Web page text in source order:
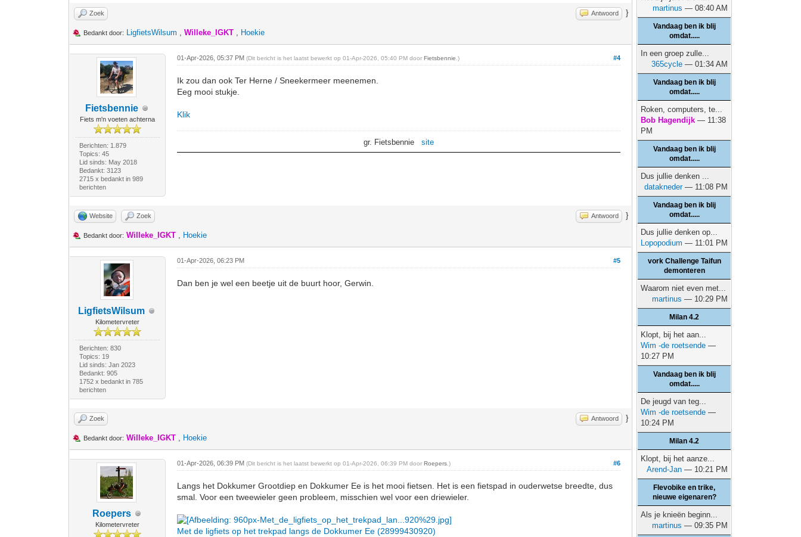
Zoek Antwoord }
Bedankt door: LigfietsWilsum ,Willeke_IGKT , Hoekie
Fietsbennie
Fiets m'n voeten achterna
Berichten: 1.879
Topics: 45
Lid sinds: May 2018
Bedankt: 3123
2715 x bedankt in 989
berichten
#4
01-Apr-2026, 05:37 PM(Dit bericht is het laatst bewerkt op 01-Apr-2026, 05:40 PM doorFietsbennie .)
Ik zou dan ook Ter Herne / Sneekermeer meenemen.
Eeg mooi stukje.
Klik
gr. Fietsbenniesite
Website Zoek Antwoord }
Bedankt door: Willeke_IGKT , Hoekie
LigfietsWilsum
Kilometervreter
Berichten: 830
Topics: 19
Lid sinds: Jan 2023
Bedankt: 905
1752 x bedankt in 785
berichten
#5
01-Apr-2026, 06:23 PM
Dan ben je wel een beetje uit de buurt hoor, Gerwin.
Zoek Antwoord }
Bedankt door: Willeke_IGKT , Hoekie
Roepers
Kilometervreter
#6
01-Apr-2026, 06:39 PM(Dit bericht is het laatst bewerkt op 01-Apr-2026, 06:39 PM doorRoepers .)
Langs het Dokkumer Grootdiep en Dokkumer Ee is het mooi fietsen. Het is een fietspad in ouderwetse breedte, dus
smal. Voor een tweewieler geen probleem, misschien wel voor een driewieler.
Met de ligfiets op het trekpad langs de Dokkumer Ee (28999430920)
martinus — 08:40 AM
Vandaag ben ik blij
omdat.....
In een groep zulle...
365cycle — 01:34 AM
Vandaag ben ik blij
omdat.....
Roken, computers, te...
Bob Hagendijk — 11:38
PM
Vandaag ben ik blij
omdat.....
Dus jullie denken ...
datakneder— 11:08 PM
Vandaag ben ik blij
omdat.....
Dus jullie denken op...
Lopopodium — 11:01 PM
vork Challenge Taifun
demonteren
Waarom niet even met...
martinus — 10:29 PM
Milan 4.2
Klopt, bij het aan...
Wim -de roetsende —
10:27 PM
Vandaag ben ik blij
omdat.....
De jeugd van teg...
Wim -de roetsende —
10:24 PM
Milan 4.2
Klopt, bij het aanze...
Arend-Jan — 10:21 PM
Flevobike en trike,
nieuwe eigenaren?
Als je knieën beginn...
martinus — 09:35 PM